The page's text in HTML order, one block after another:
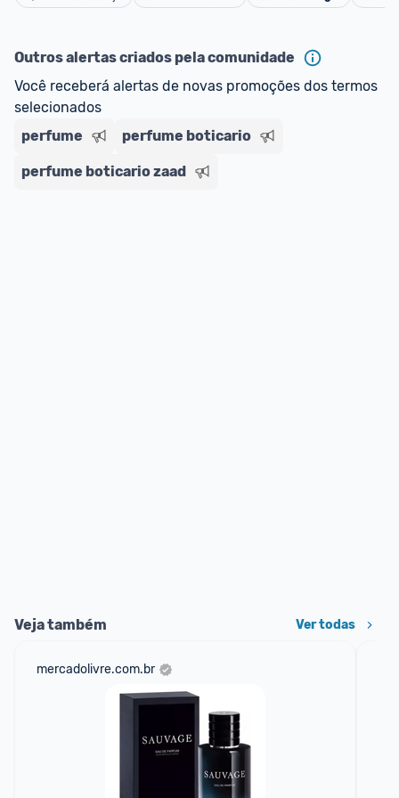
E lembre-se: você sempre pode contar ajuda da
comunidade para tirar dúvidas ou acionar os
nossos Admins marcando
comentário ou através do Fale com o Promobit.
Cancelar
Outros alertas criados pela comunidade
Você receberá alertas de novas promoções dos termos
selecionados
perfume
perfume boticario
perfume boticario zaad
Veja também Ver todas
mercadolivre.com.br